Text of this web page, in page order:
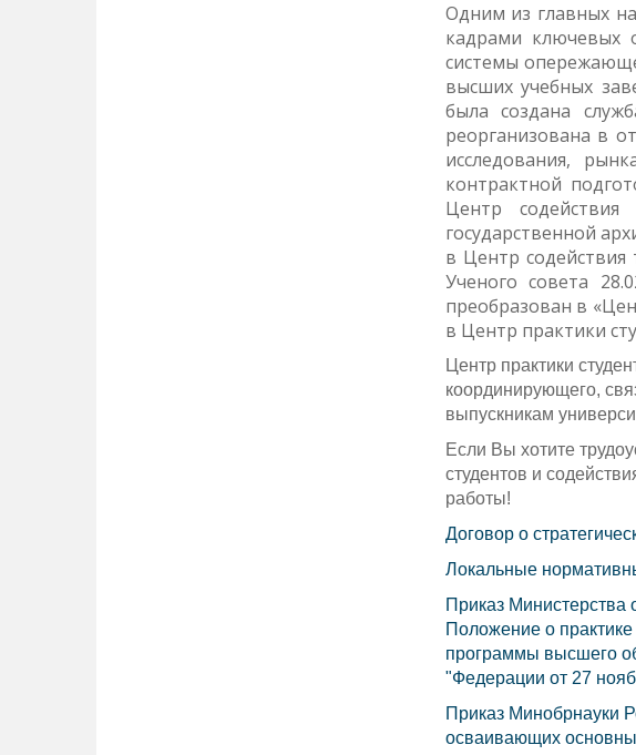
Одним из главных
кадрами ключевых
системы
высших учебных
была создана
реорганизована в
исследования,
контрактной
Центр содействия
государственной
в Центр содействия
Ученого совета
преобразован в
в Центр практики
Центр практики
координирующего,
выпускникам
Если Вы хотите
студентов и
работы!
Договор о
Локальные
Приказ Министерства
Положение о
программы высшего
Федерации от 27
Приказ Минобрнауки
осваивающих